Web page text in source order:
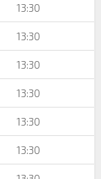
13:30
13:30
13:30
13:30
13:30
13:30